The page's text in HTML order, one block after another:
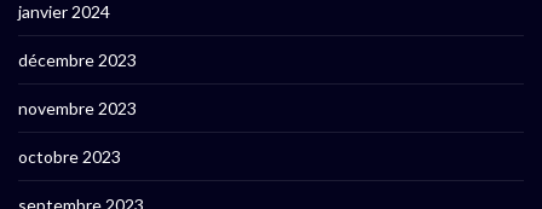
janvier 2024
décembre 2023
novembre 2023
octobre 2023